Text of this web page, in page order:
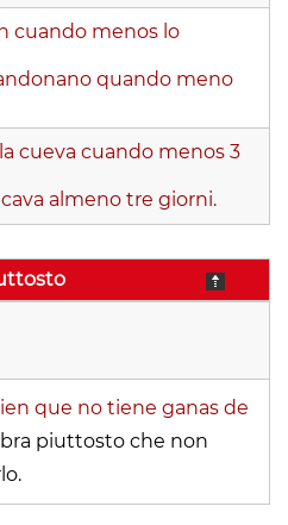
cuando menos lo
quando meno
cueva cuando menos 3
almeno tre giorni.
que no tiene ganas de
piuttosto che non